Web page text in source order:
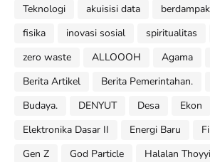
Teknologi
akuisisi data berdampak
fisika
inovasi sosial spiritualitas
zero waste
ALLOOOH Agama
Berita Artikel
Berita Pemerintahan.
Budaya.
DENYUT Desa
Ekon
Elektronika Dasar II
Energi Baru
Gen Z
God Particle Halalan